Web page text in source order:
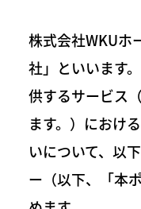
株式会社WKUホ
社」といいます
供するサービス
ます。）におけ
いについて、以
ー（以下、「本